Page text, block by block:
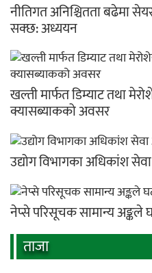
नीतिगत अनिश्चितता बढेमा
सक्छ: अध्ययन
खल्ती मार्फत डिम्याट तथा
क्यासब्याकको अवसर
उद्योग विभागका अधिकांश
नेप्से परिसूचक सामान्य अङ्कले
ताजा